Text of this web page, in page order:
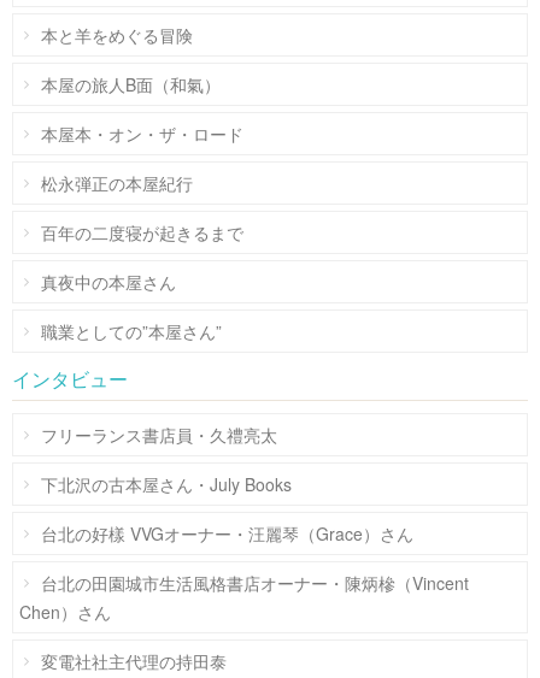
本と羊をめぐる冒険
本屋の旅人B面（和氣）
本屋本・オン・ザ・ロード
松永弾正の本屋紀行
百年の二度寝が起きるまで
真夜中の本屋さん
職業としての”本屋さん”
インタビュー
フリーランス書店員・久禮亮太
下北沢の古本屋さん・July Books
台北の好樣 VVGオーナー・汪麗琴（Grace）さん
台北の田園城市生活風格書店オーナー・陳炳槮（Vincent
Chen）さん
変電社社主代理の持田泰